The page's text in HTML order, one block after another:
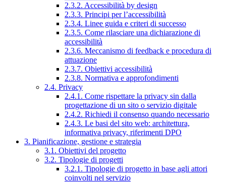
2.3.2. Accessibilità by design
2.3.3. Principi per l’accessibilità
2.3.4. Linee guida e criteri di successo
2.3.5. Come rilasciare una dichiarazione di
accessibilità
2.3.6. Meccanismo di feedback e procedura di
attuazione
2.3.7. Obiettivi accessibilità
2.3.8. Normativa e approfondimenti
2.4. Privacy
2.4.1. Come rispettare la privacy sin dalla
progettazione di un sito o servizio digitale
2.4.2. Richiedi il consenso quando necessario
2.4.3. Le basi del sito web: architettura,
informativa privacy, riferimenti DPO
3. Pianificazione, gestione e strategia
3.1. Obiettivi del progetto
3.2. Tipologie di progetti
3.2.1. Tipologie di progetto in base agli attori
coinvolti nel servizio